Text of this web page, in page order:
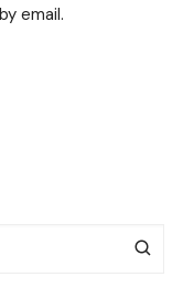
email.